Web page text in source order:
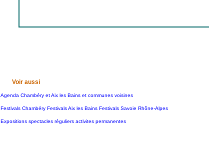
Voir aussi
Agenda Chambéry et Aix les Bains et communes voisines
Festivals Chambéry Festivals Aix les Bains Festivals Savoie Rhône-Alpes
Expositions spectacles réguliers activites permanentes